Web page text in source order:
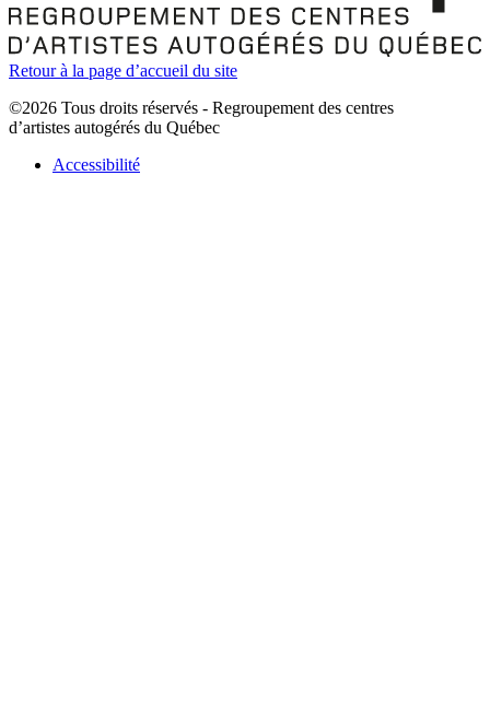
Retour à la page d’accueil du site
©2026 Tous droits réservés - Regroupement des centres
d’artistes autogérés du Québec
Accessibilité